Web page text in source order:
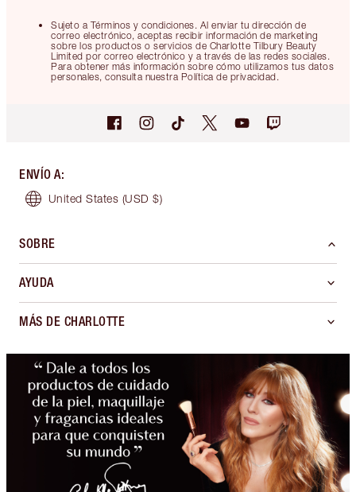
Sujeto a Términos y condiciones. Al enviar tu dirección de
correo electrónico, aceptas recibir información de marketing
sobre los productos o servicios de Charlotte Tilbury Beauty
Limited por correo electrónico y a través de las redes sociales.
Para obtener más información sobre cómo utilizamos tus datos
personales, consulta nuestra Política de privacidad.
ENVÍO A:
United States (USD $)
SOBRE
AYUDA
MÁS DE CHARLOTTE